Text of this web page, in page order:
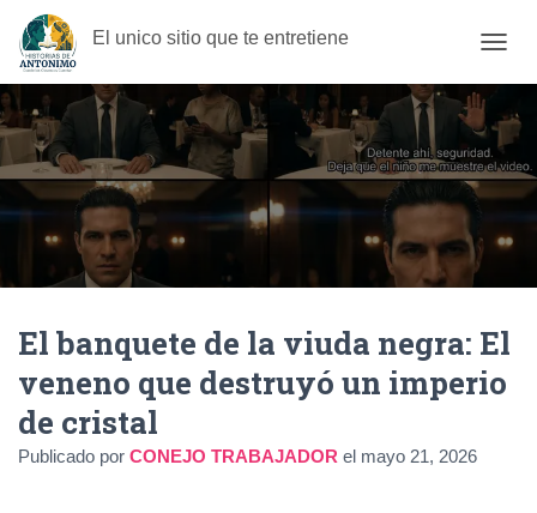
El unico sitio que te entretiene
A
B
A
R
O
O
E
N
A
El banquete de la viuda negra: El
veneno que destruyó un imperio
de cristal
Publicado por CONEJO TRABAJADOR el mayo 21, 2026